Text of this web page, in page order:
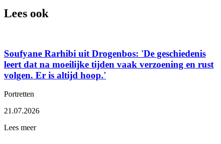
Lees ook
Soufyane Rarhibi uit Drogenbos: 'De geschiedenis
leert dat na moeilijke tijden vaak verzoening en rust
volgen. Er is altijd hoop.'
Portretten
21.07.2026
Lees meer